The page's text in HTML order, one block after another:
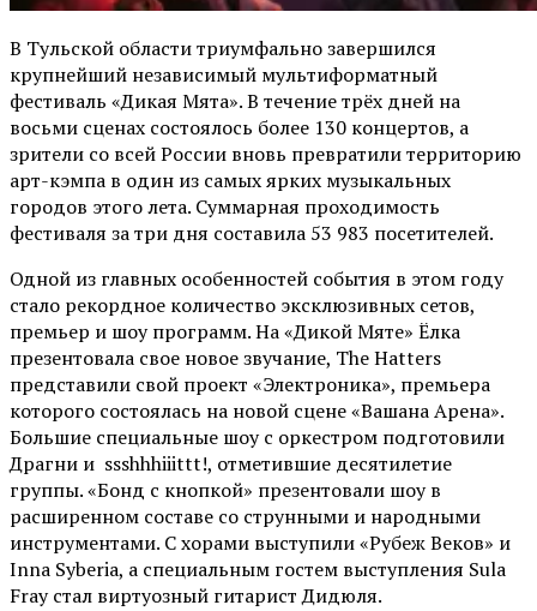
В Тульской области триумфально завершился
крупнейший независимый мультиформатный
фестиваль «Дикая Мята». В течение трёх дней на
восьми сценах состоялось более 130 концертов, а
зрители со всей России вновь превратили территорию
арт-кэмпа в один из самых ярких музыкальных
городов этого лета. Суммарная проходимость
фестиваля за три дня составила 53 983 посетителей.
Одной из главных особенностей события в этом году
стало рекордное количество эксклюзивных сетов,
премьер и шоу программ. На «Дикой Мяте» Ёлка
презентовала свое новое звучание, The Hatters
представили свой проект «Электроника», премьера
которого состоялась на новой сцене «Вашана Арена».
Большие специальные шоу с оркестром подготовили
Драгни и ssshhhiiittt!, отметившие десятилетие
группы. «Бонд с кнопкой» презентовали шоу в
расширенном составе со струнными и народными
инструментами. С хорами выступили «Рубеж Веков» и
Inna Syberia, а специальным гостем выступления Sula
Fray стал виртуозный гитарист Дидюля.